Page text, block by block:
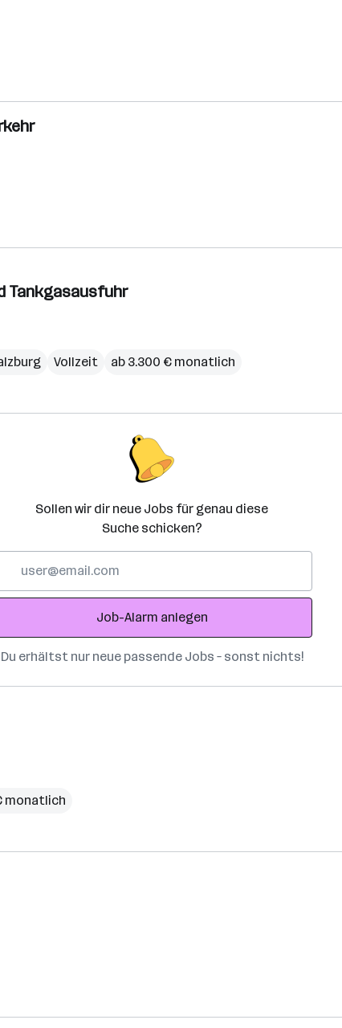
Tankgasausfuhr
Vollzeit ab 3.300 € monatlich
Sollen wir dir neue Jobs für genau diese
Suche schicken?
Job-Alarm anlegen
Du erhältst nur neue passende Jobs – sonst nichts!
monatlich